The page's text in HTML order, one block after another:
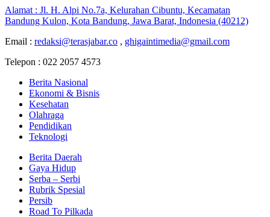
Alamat : Jl. H. Alpi No.7a, Kelurahan Cibuntu, Kecamatan
Bandung Kulon, Kota Bandung, Jawa Barat, Indonesia (40212)
Email : redaksi@terasjabar.co , ghigaintimedia@gmail.com
Telepon : 022 2057 4573
Berita Nasional
Ekonomi & Bisnis
Kesehatan
Olahraga
Pendidikan
Teknologi
Berita Daerah
Gaya Hidup
Serba – Serbi
Rubrik Spesial
Persib
Road To Pilkada